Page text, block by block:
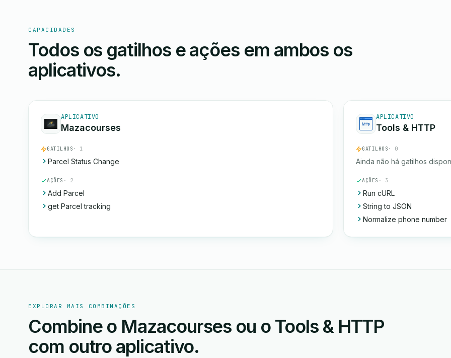
CAPACIDADES
Todos os gatilhos e ações em ambos os
aplicativos.
APLICATIVO
Mazacourses
GATILHOS · 1
Parcel Status Change
AÇÕES · 2
Add Parcel
get Parcel tracking
APLICATIVO
Tools & HTTP
GATILHOS · 0
Ainda não há gatilhos
AÇÕES · 3
Run cURL
String to JSON
Normalize phone number
EXPLORAR MAIS COMBINAÇÕES
Combine o Mazacourses ou o Tools & HTTP
com outro aplicativo.